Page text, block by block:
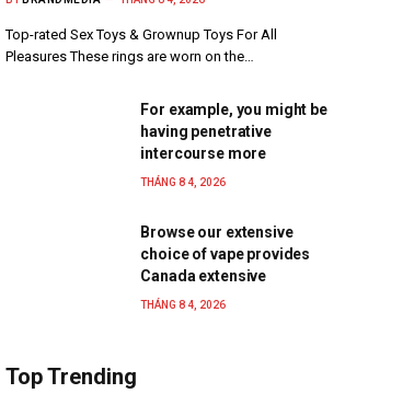
Top-rated Sex Toys & Grownup Toys For All
Pleasures These rings are worn on the…
For example, you might be
having penetrative
intercourse more
THÁNG 8 4, 2026
Browse our extensive
choice of vape provides
Canada extensive
THÁNG 8 4, 2026
Top Trending